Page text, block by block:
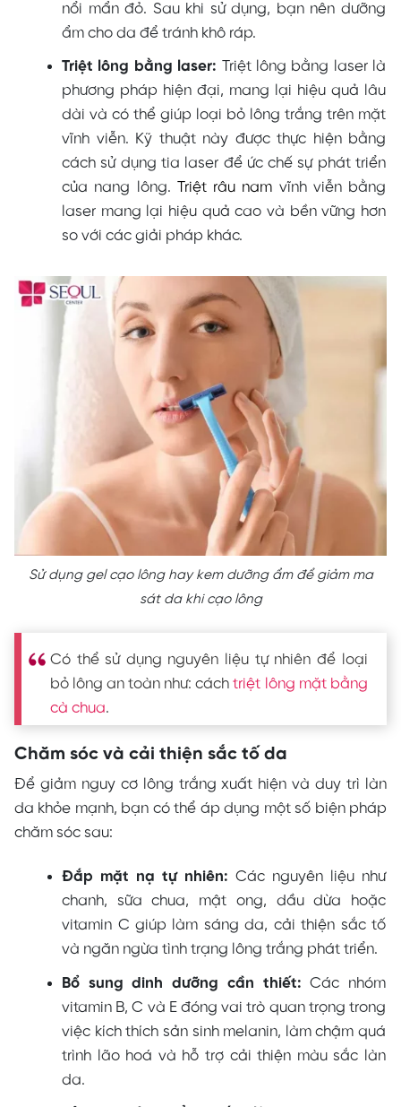
nổi mẩn đỏ. Sau khi sử dụng, bạn nên dưỡng
ẩm cho da để tránh khô ráp.
Triệt lông bằng laser: Triệt lông bằng laser là
phương pháp hiện đại, mang lại hiệu quả lâu
dài và có thể giúp loại bỏ lông trắng trên mặt
vĩnh viễn. Kỹ thuật này được thực hiện bằng
cách sử dụng tia laser để ức chế sự phát triển
của nang lông. Triệt râu nam vĩnh viễn bằng
laser mang lại hiệu quả cao và bền vững hơn
so với các giải pháp khác.
Sử dụng gel cạo lông hay kem dưỡng ẩm để giảm ma
sát da khi cạo lông
Có thể sử dụng nguyên liệu tự nhiên để loại
bỏ lông an toàn như: cáchtriệt lông mặt bằng
cà chua.
Chăm sóc và cải thiện sắc tố da
Để giảm nguy cơ lông trắng xuất hiện và duy trì làn
da khỏe mạnh, bạn có thể áp dụng một số biện pháp
chăm sóc sau:
Đắp mặt nạ tự nhiên: Các nguyên liệu như
chanh, sữa chua, mật ong, dầu dừa hoặc
vitamin C giúp làm sáng da, cải thiện sắc tố
và ngăn ngừa tình trạng lông trắng phát triển.
Bổ sung dinh dưỡng cần thiết: Các nhóm
vitamin B, C và E đóng vai trò quan trọng trong
việc kích thích sản sinh melanin, làm chậm quá
trình lão hoá và hỗ trợ cải thiện màu sắc làn
da.